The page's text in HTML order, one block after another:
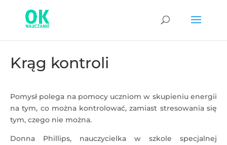
Krąg kontroli
Pomysł polega na pomocy uczniom w skupieniu energii
na tym, co można kontrolować, zamiast stresowania się
tym, czego nie można.
Donna Phillips, nauczycielka w szkole specjalnej